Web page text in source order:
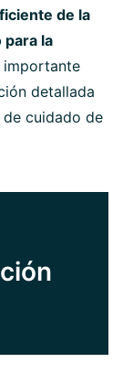
de la
para la
importante
detallada
cuidado de